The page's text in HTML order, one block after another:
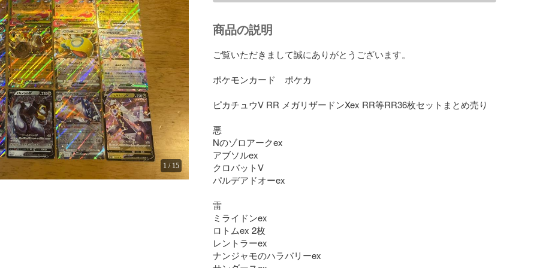
1 /15
商品の説明
ご覧いただきまして誠にありがとうございます。
ポケモンカード　ポケカ
ピカチュウV RR メガリザードンXex RR等RR36枚セットまとめ売り
悪
Nのゾロアークex
アブソルex
クロバットV
パルデアドオーex
雷
ミライドンex
ロトムex 2枚
レントラーex
ナンジャモのハラバリーex